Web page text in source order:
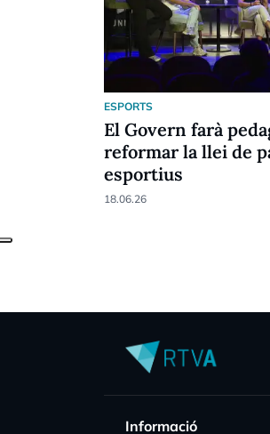
ESPORTS
El Govern farà
reformar la llei de
esportius
18.06.26
Informació